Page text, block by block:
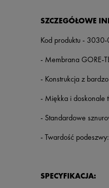
SZCZEGÓŁOWE
Kod produktu -
- Membrana GORE-
- Konstrukcja z
- Miękka i doskonale
- Standardowe
- Twardość podeszwy:
SPECYFIKACJA: